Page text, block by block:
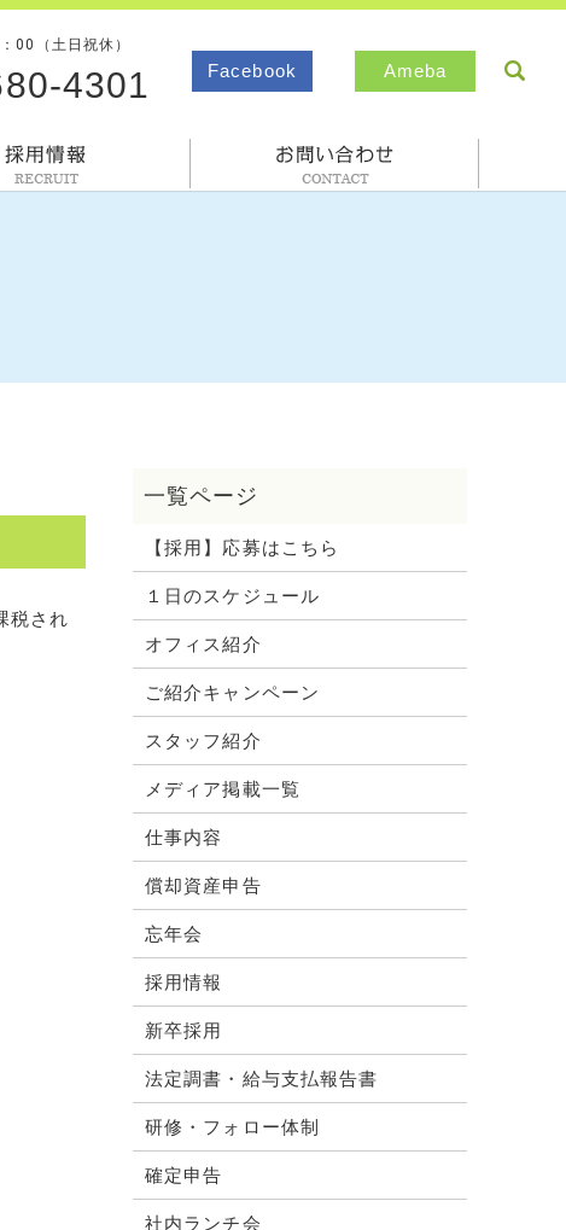
00（土日祝休）
4301 Facebook Ameba
税され
【採用】応募はこちら
１日のスケジュール
オフィス紹介
ご紹介キャンペーン
スタッフ紹介
メディア掲載一覧
仕事内容
償却資産申告
忘年会
採用情報
新卒採用
法定調書・給与支払報告書
研修・フォロー体制
確定申告
社内ランチ会